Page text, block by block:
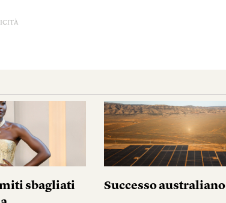
sbagliati
Successo australiano